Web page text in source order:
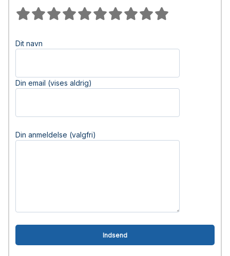
Dit navn
Din email (vises aldrig)
Din anmeldelse (valgfri)